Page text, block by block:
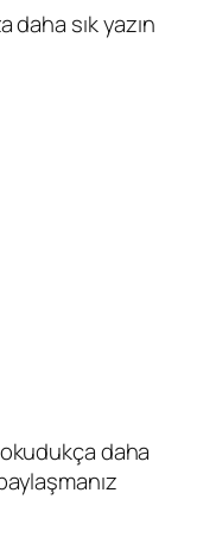
daha sık yazın
daha